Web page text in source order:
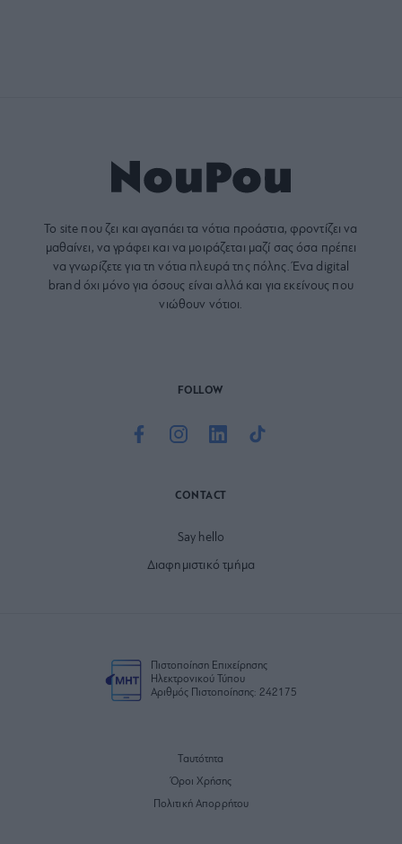
Το site που ζει και αγαπάει τα νότια προάστια, φροντίζει να
μαθαίνει, να γράφει και να μοιράζεται μαζί σας όσα πρέπει
να γνωρίζετε για τη νότια πλευρά της πόλης. Ένα digital
brand όχι μόνο για όσους είναι αλλά και για εκείνους που
νιώθουν νότιοι.
FOLLOW
CONTACT
Say hello
Διαφημιστικό τμήμα
Πιστοποίηση Επιχείρησης
Ηλεκτρονικού Τύπου
Αριθμός Πιστοποίησης: 242175
Ταυτότητα
Όροι Χρήσης
Πολιτική Απορρήτου